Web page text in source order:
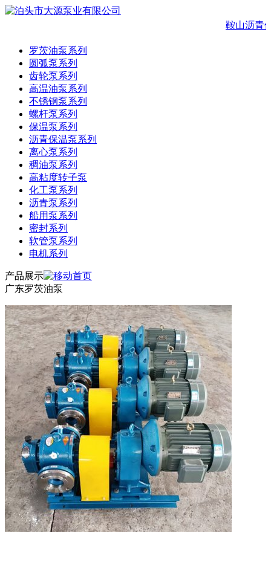
鞍山沥青
罗茨油泵系列
圆弧泵系列
齿轮泵系列
高温油泵系列
不锈钢泵系列
螺杆泵系列
保温泵系列
沥青保温泵系列
离心泵系列
稠油泵系列
高粘度转子泵
化工泵系列
沥青泵系列
船用泵系列
密封系列
软管泵系列
电机系列
产品展示
广东罗茨油泵